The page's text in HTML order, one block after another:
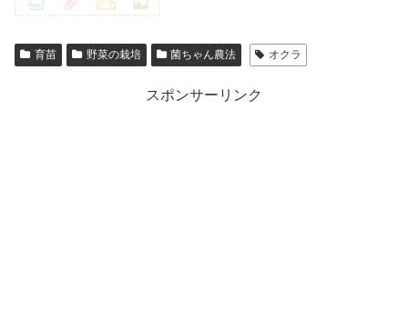
育苗 野菜の栽培 菌ちゃん農法 オクラ
スポンサーリンク